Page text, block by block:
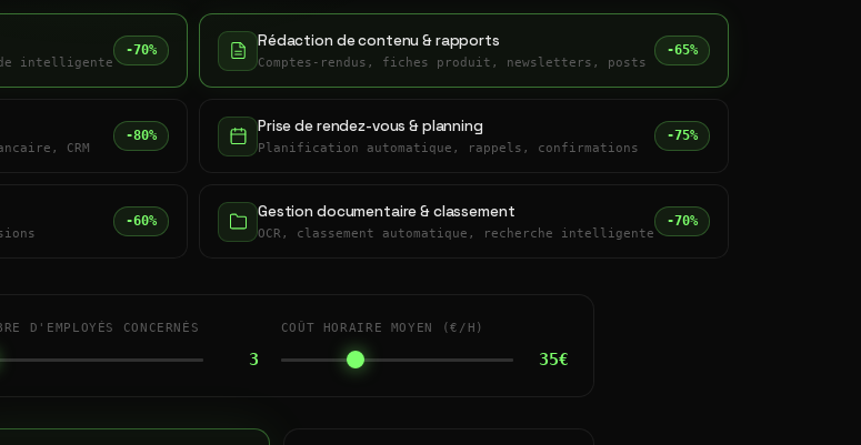
intelligente
-70% Rédaction de contenu & rapports
Comptes-rendus, fiches produit, newsletters, posts
-65%
CRM
-80% Prise de rendez-vous & planning
Planification automatique, rappels, confirmations
-75%
-60% Gestion documentaire & classement
OCR, classement automatique, recherche intelligente
-70%
D'EMPLOYÉS CONCERNÉS
3
COÛT HORAIRE MOYEN (€/H)
35€